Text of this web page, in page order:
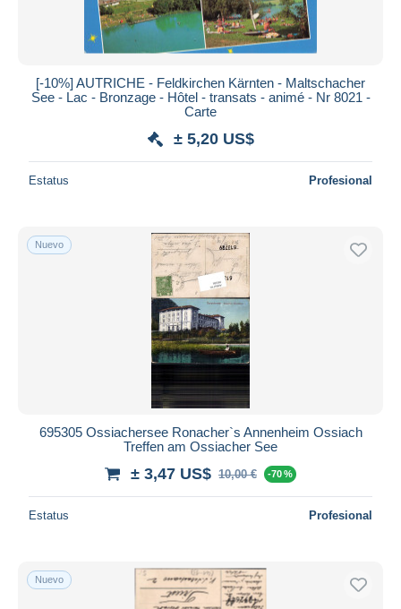
Visa
Mastercard
Bancontact
iDeal
Maestro
Aplicar
[-10%] AUTRICHE - Feldkirchen Kärnten - Maltschacher
See - Lac - Bronzage - Hôtel - transats - animé - Nr 8021 -
Carte
± 5,20 US$
Estatus Profesional
Nuevo
695305 Ossiachersee Ronacher`s Annenheim Ossiach
Treffen am Ossiacher See
± 3,47 US$ 10,00 € -70 %
Estatus Profesional
Nuevo